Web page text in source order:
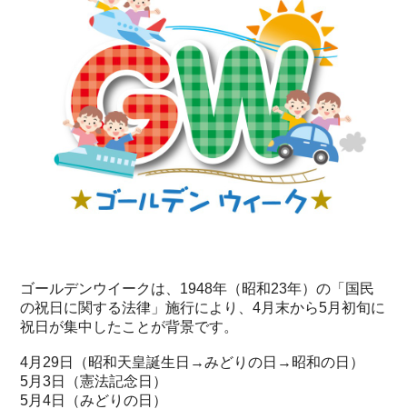
ゴールデンウイークは、1948年（昭和23年）の「国民
の祝日に関する法律」施行により、4月末から5月初旬に
祝日が集中したことが背景です。
4月29日（昭和天皇誕生日→みどりの日→昭和の日）
5月3日（憲法記念日）
5月4日（みどりの日）